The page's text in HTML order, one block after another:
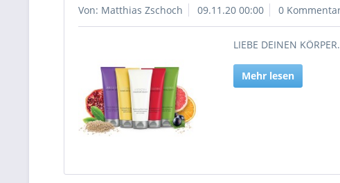
Von: Matthias Zschoch 09.11.20 00:00 0
LIEBE DEINEN
Mehr lesen